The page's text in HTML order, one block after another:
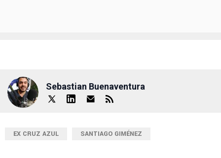
Sebastian Buenaventura
EX CRUZ AZUL SANTIAGO GIMÉNEZ